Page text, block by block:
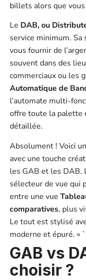
billets alors que
Le DAB, ou
service minimum.
vous fournir de
souvent dans des
commerciaux ou les
Automatique de
l’automate multi-
offre toute la palette
détaillée.
Absolument ! Voici
avec une touche
les GAB et les DAB.
sélecteur de vue qui
entre une vue
comparatives, plus
Le tout est stylisé
moderne et épuré. «
GAB vs
choisir ?